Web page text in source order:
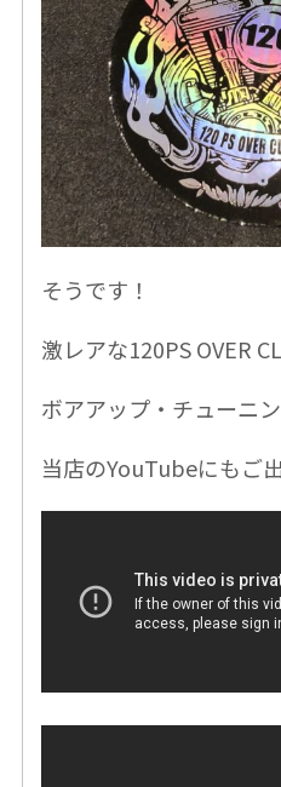
そうです！
激レアな120PS OVER
ボアアップ・チューニ
当店のYouTubeにもご